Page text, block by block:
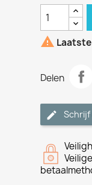

Delen
Schrijf